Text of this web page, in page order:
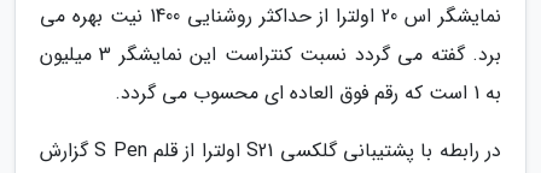
نمایشگر اس 20 اولترا از حداکثر روشنایی 1400 نیت بهره می
برد. گفته می گردد نسبت کنتراست این نمایشگر 3 میلیون
به 1 است که رقم فوق العاده ای محسوب می گردد.
در رابطه با پشتیبانی گلکسی S21 اولترا از قلم S Pen گزارش